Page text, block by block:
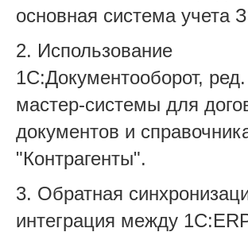
основная система учета
2. Использование
1С:Документооборот,
мастер-системы для
документов и
"Контрагенты".
3. Обратная
интеграция между